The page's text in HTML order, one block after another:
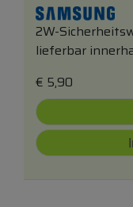
2W-
lieferbar
€ 5,90